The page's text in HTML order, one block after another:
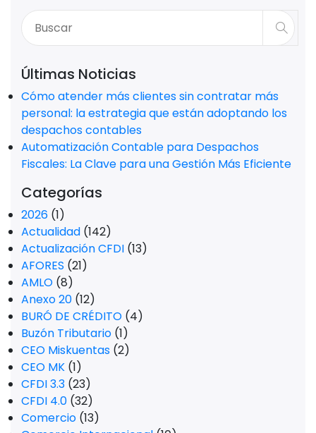
Últimas Noticias
Cómo atender más clientes sin contratar más
personal: la estrategia que están adoptando los
despachos contables
Automatización Contable para Despachos
Fiscales: La Clave para una Gestión Más Eficiente
Categorías
2026 (1)
Actualidad (142)
Actualización CFDI (13)
AFORES (21)
AMLO (8)
Anexo 20 (12)
BURÓ DE CRÉDITO (4)
Buzón Tributario (1)
CEO Miskuentas (2)
CEO MK (1)
CFDI 3.3 (23)
CFDI 4.0 (32)
Comercio (13)